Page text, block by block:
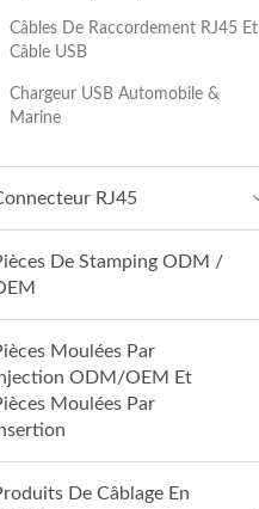
Câbles De Raccordement RJ45 Et
Câble USB
Chargeur USB Automobile &
Marine
RJ45
De Stamping ODM /
Moulées Par
ODM/OEM Et
Moulées Par
De Câblage En